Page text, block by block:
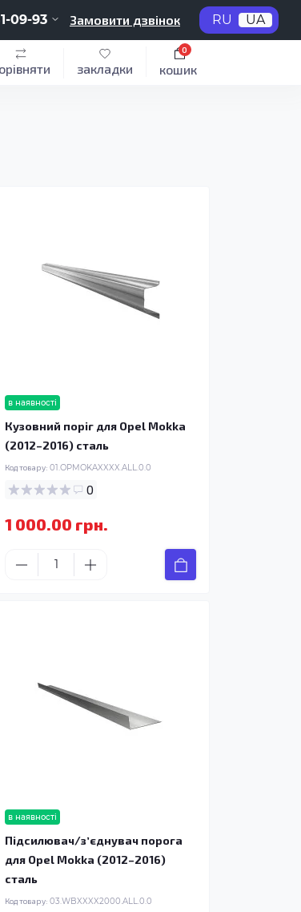
09-93 Замовити дзвінок RU UA
закладки кошик
0
в наявності
Кузовний поріг для Opel Mokka
(2012–2016) сталь
Код товару: 01.OPMOKAXXXX.ALL.0.0
0
1 000.00 грн.
в наявності
Підсилювач/зʼєднувач порога
для Opel Mokka (2012–2016)
сталь
Код товару: 03.WBXXXX2000.ALL.0.0